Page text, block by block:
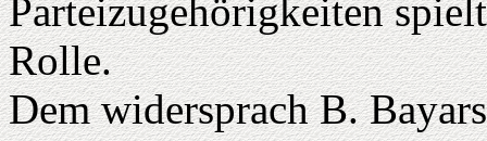
Parteizugehörigkeiten
Rolle.
Dem widersprach B.